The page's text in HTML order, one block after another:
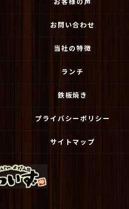
お問い合わせ
当社の特徴
ランチ
鉄板焼き
プライバシーポリシー
サイトマップ